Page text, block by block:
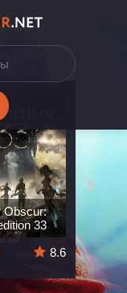
Obscur:
33
8.6
164 GB